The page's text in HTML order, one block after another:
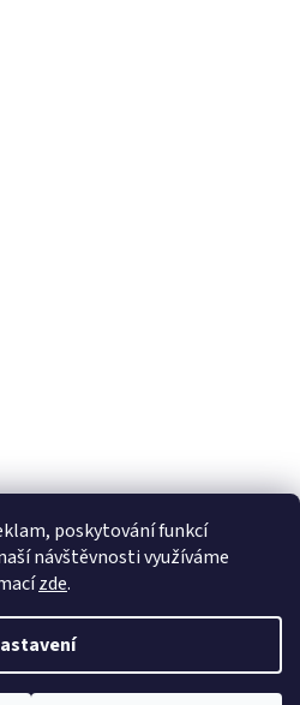
poskytování funkcí
návštěvnosti využíváme
zde.